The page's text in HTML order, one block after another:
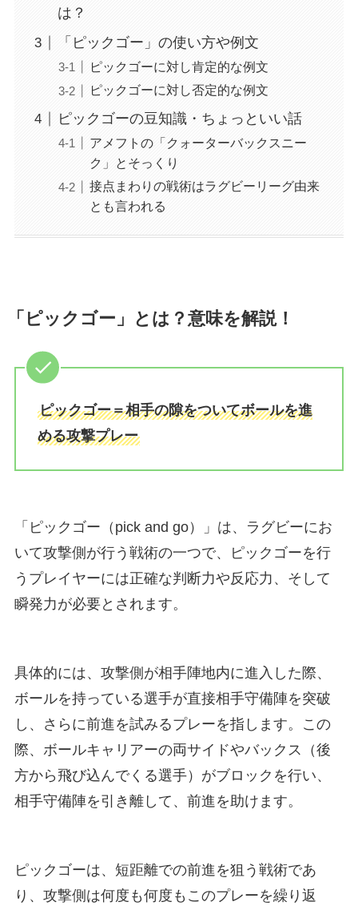
は？
「ピックゴー」の使い方や例文
ピックゴーに対し肯定的な例文
ピックゴーに対し否定的な例文
ピックゴーの豆知識・ちょっといい話
アメフトの「クォーターバックスニー
ク」とそっくり
接点まわりの戦術はラグビーリーグ由来
とも言われる
「ピックゴー」とは？意味を解説！
ピックゴー＝相手の隙をついてボールを進
める攻撃プレー
「ピックゴー（pick and go）」は、ラグビーにお
いて攻撃側が行う戦術の一つで、ピックゴーを行
うプレイヤーには正確な判断力や反応力、そして
瞬発力が必要とされます。
具体的には、攻撃側が相手陣地内に進入した際、
ボールを持っている選手が直接相手守備陣を突破
し、さらに前進を試みるプレーを指します。この
際、ボールキャリアーの両サイドやバックス（後
方から飛び込んでくる選手）がブロックを行い、
相手守備陣を引き離して、前進を助けます。
ピックゴーは、短距離での前進を狙う戦術であ
り、攻撃側は何度も何度もこのプレーを繰り返